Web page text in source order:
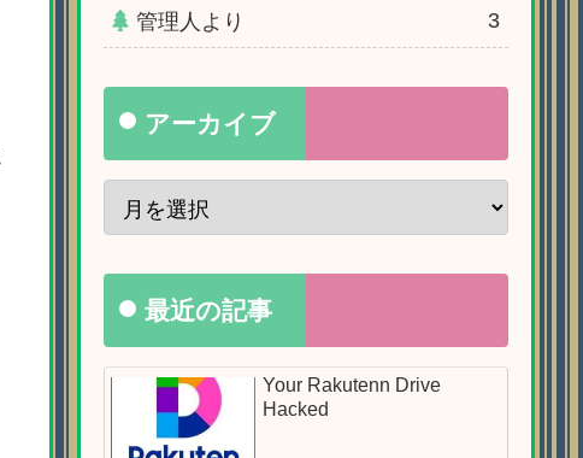
管理人より 3
アーカイブ
最近の記事
Your Rakutenn Drive
Hacked